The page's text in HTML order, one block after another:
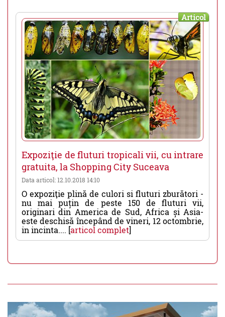
Articol
Expoziţie de fluturi tropicali vii, cu intrare
gratuita, la Shopping City Suceava
Data articol: 12.10.2018 14:10
O expoziţie plină de culori si fluturi zburători -
nu mai puțin de peste 150 de fluturi vii,
originari din America de Sud, Africa și Asia-
este deschisă începând de vineri, 12 octombrie,
in incinta.... [articol complet]